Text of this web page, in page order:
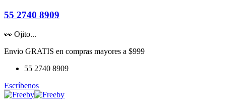
55 2740 8909
👀 Ojito...
Envio GRATIS en compras mayores a $999
55 2740 8909
Escríbenos